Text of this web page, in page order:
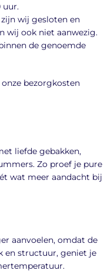
uur.
wij gesloten en
wij ook niet aanwezig.
de genoemde
bezorgkosten
liefde gebakken,
Zo proef je pure
wat meer aandacht bij
aanvoelen, omdat de
en structuur, geniet je